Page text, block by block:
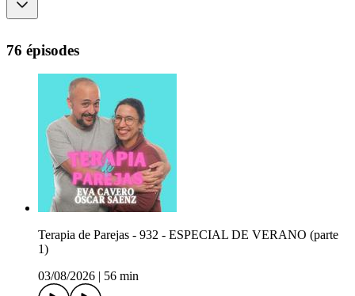
76 épisodes
Terapia de Parejas - 932 - ESPECIAL DE VERANO (parte
1)
03/08/2026
56 min